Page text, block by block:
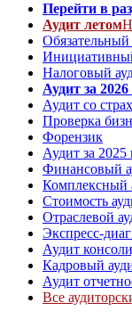
Перейти в
Аудит летом
Обязательный
Налоговый
Аудит за 2026
Аудит со
Проверка
Форензик
Аудит за 2025
Финансовый
Комплексный
Стоимость
Отраслевой
Экспресс-
Аудит
Кадровый
Аудит
Все